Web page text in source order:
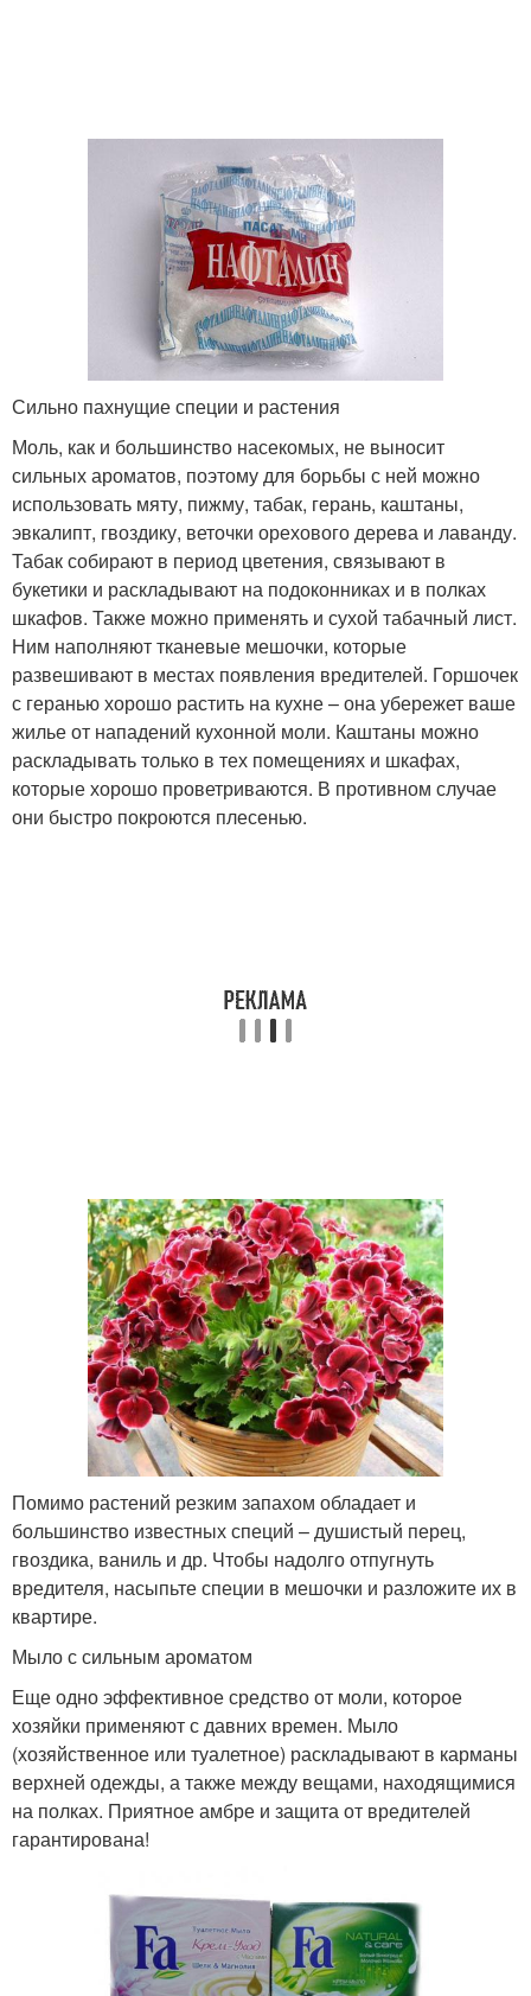
Сильно пахнущие специи и растения
Моль, как и большинство насекомых, не выносит
сильных ароматов, поэтому для борьбы с ней можно
использовать мяту, пижму, табак, герань, каштаны,
эвкалипт, гвоздику, веточки орехового дерева и лаванду.
Табак собирают в период цветения, связывают в
букетики и раскладывают на подоконниках и в полках
шкафов. Также можно применять и сухой табачный лист.
Ним наполняют тканевые мешочки, которые
развешивают в местах появления вредителей. Горшочек
с геранью хорошо растить на кухне – она убережет ваше
жилье от нападений кухонной моли. Каштаны можно
раскладывать только в тех помещениях и шкафах,
которые хорошо проветриваются. В противном случае
они быстро покроются плесенью.
Помимо растений резким запахом обладает и
большинство известных специй – душистый перец,
гвоздика, ваниль и др. Чтобы надолго отпугнуть
вредителя, насыпьте специи в мешочки и разложите их в
квартире.
Мыло с сильным ароматом
Еще одно эффективное средство от моли, которое
хозяйки применяют с давних времен. Мыло
(хозяйственное или туалетное) раскладывают в карманы
верхней одежды, а также между вещами, находящимися
на полках. Приятное амбре и защита от вредителей
гарантирована!